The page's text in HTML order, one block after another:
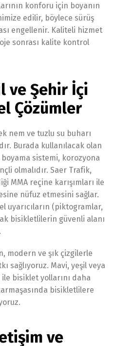
konforu için boyanın
edilir, böylece sürüş
engellenir. Kaliteli hizmet
sonrası kalite kontrol
ve Şehir İçi
Çözümler
nem ve tuzlu su buharı
Burada kullanılacak olan
sistemi, korozyona
olmalıdır. Saer Trafik,
MMA reçine karışımları ile
nüfuz etmesini sağlar.
uyarıcıların (piktogramlar,
bisikletlilerin güvenli alanı
modern ve şık çizgilerle
sağlıyoruz. Mavi, yeşil veya
ile bisiklet yollarını daha
bisikletlilere
ve